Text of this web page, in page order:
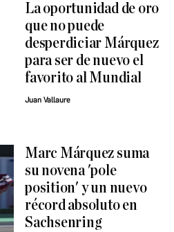
La oportunidad de oro
que no puede
desperdiciar Márquez
para ser de nuevo el
favorito al Mundial
Juan Vallaure
Marc Márquez suma
su novena 'pole
position' y un nuevo
récord absoluto en
Sachsenring